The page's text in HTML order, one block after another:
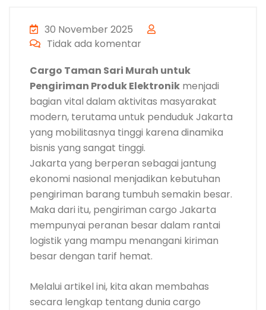
30 November 2025
Tidak ada komentar
Cargo Taman Sari Murah untuk
Pengiriman Produk Elektronik menjadi
bagian vital dalam aktivitas masyarakat
modern, terutama untuk penduduk Jakarta
yang mobilitasnya tinggi karena dinamika
bisnis yang sangat tinggi.
Jakarta yang berperan sebagai jantung
ekonomi nasional menjadikan kebutuhan
pengiriman barang tumbuh semakin besar.
Maka dari itu, pengiriman cargo Jakarta
mempunyai peranan besar dalam rantai
logistik yang mampu menangani kiriman
besar dengan tarif hemat.
Melalui artikel ini, kita akan membahas
secara lengkap tentang dunia cargo